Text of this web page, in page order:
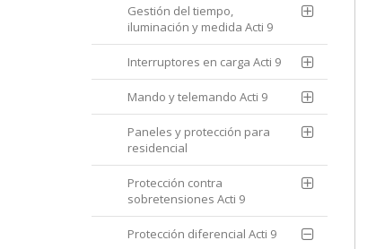
Gestión del tiempo,
iluminación y medida Acti 9
Interruptores en carga Acti 9
Mando y telemando Acti 9
Paneles y protección para
residencial
Protección contra
sobretensiones Acti 9
Protección diferencial Acti 9